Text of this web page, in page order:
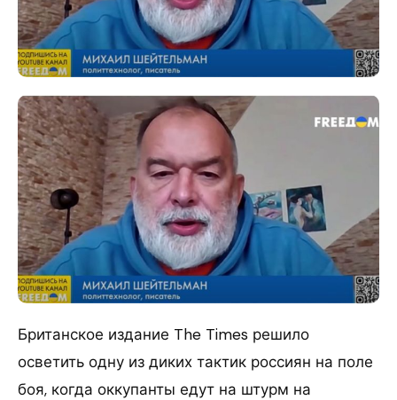
Британское издание The Times решило
осветить одну из диких тактик россиян на поле
боя, когда оккупанты едут на штурм на